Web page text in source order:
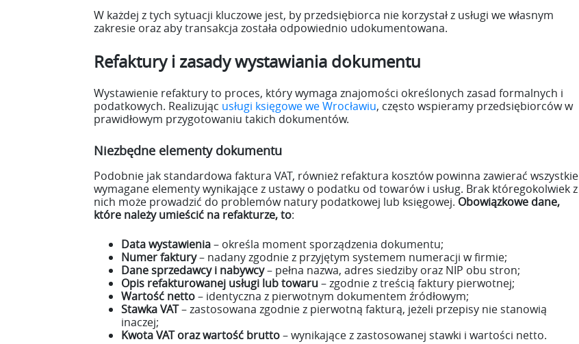
W każdej z tych sytuacji kluczowe jest, by przedsiębiorca nie korzystał z usługi we własnym
zakresie oraz aby transakcja została odpowiednio udokumentowana.
Refaktury i zasady wystawiania dokumentu
Wystawienie refaktury to proces, który wymaga znajomości określonych zasad formalnych i
podatkowych. Realizując usługi księgowe we Wrocławiu, często wspieramy przedsiębiorców w
prawidłowym przygotowaniu takich dokumentów.
Niezbędne elementy dokumentu
Podobnie jak standardowa faktura VAT, również refaktura kosztów powinna zawierać wszystkie
wymagane elementy wynikające z ustawy o podatku od towarów i usług. Brak któregokolwiek z
nich może prowadzić do problemów natury podatkowej lub księgowej. Obowiązkowe dane,
które należy umieścić na refakturze, to:
Data wystawienia– określa moment sporządzenia dokumentu;
Numer faktury– nadany zgodnie z przyjętym systemem numeracji w firmie;
Dane sprzedawcy i nabywcy– pełna nazwa, adres siedziby oraz NIP obu stron;
Opis refakturowanej usługi lub towaru– zgodnie z treścią faktury pierwotnej;
Wartość netto– identyczna z pierwotnym dokumentem źródłowym;
Stawka VAT– zastosowana zgodnie z pierwotną fakturą, jeżeli przepisy nie stanowią
inaczej;
Kwota VAT oraz wartość brutto– wynikające z zastosowanej stawki i wartości netto.